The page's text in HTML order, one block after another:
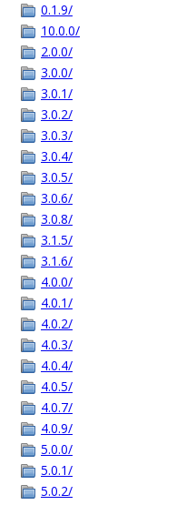
0.1.9/
10.0.0/
2.0.0/
3.0.0/
3.0.1/
3.0.2/
3.0.3/
3.0.4/
3.0.5/
3.0.6/
3.0.8/
3.1.5/
3.1.6/
4.0.0/
4.0.1/
4.0.2/
4.0.3/
4.0.4/
4.0.5/
4.0.7/
4.0.9/
5.0.0/
5.0.1/
5.0.2/